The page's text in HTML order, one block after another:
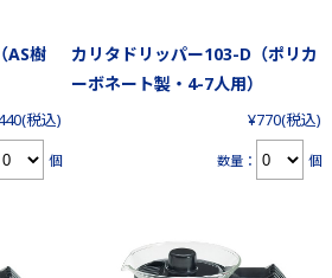
AS樹
(税込)
個
カリタドリッパー103-D（ポリカ
ーボネート製・4-7人用）
¥770(税込)
数量： 個